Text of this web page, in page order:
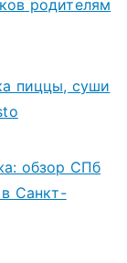
родителям
пиццы, суши
обзор СПб
Санкт-